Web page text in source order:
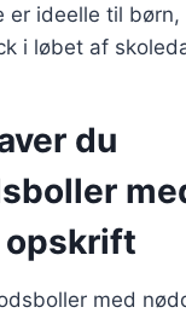
er ideelle til
i løbet af
du
opskrift
med